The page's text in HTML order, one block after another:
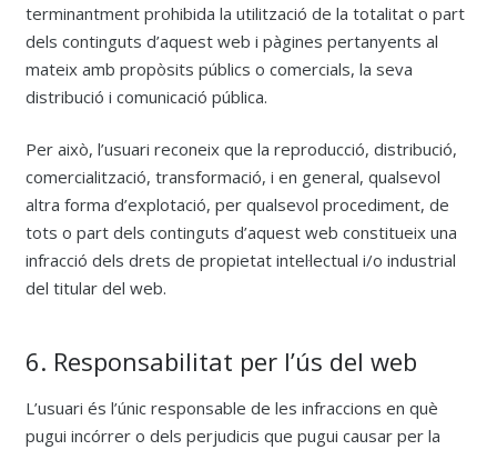
terminantment prohibida la utilització de la totalitat o part
dels continguts d’aquest web i pàgines pertanyents al
mateix amb propòsits públics o comercials, la seva
distribució i comunicació pública.
Per això, l’usuari reconeix que la reproducció, distribució,
comercialització, transformació, i en general, qualsevol
altra forma d’explotació, per qualsevol procediment, de
tots o part dels continguts d’aquest web constitueix una
infracció dels drets de propietat intel·lectual i/o industrial
del titular del web.
6. Responsabilitat per l’ús del web
L’usuari és l’únic responsable de les infraccions en què
pugui incórrer o dels perjudicis que pugui causar per la